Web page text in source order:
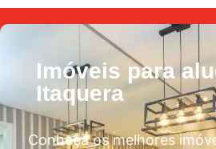
Imóveis para
Itaquera
Conheça os melhores